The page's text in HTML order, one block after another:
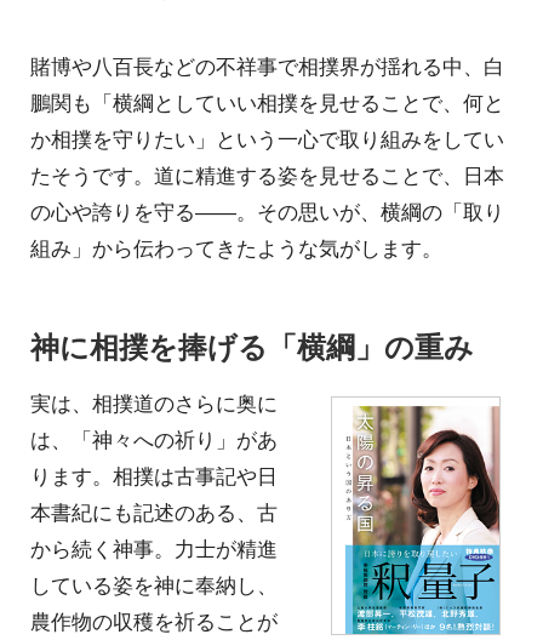
賭博や八百長などの不祥事で相撲界が揺れる中、白
鵬関も「横綱としていい相撲を見せることで、何と
か相撲を守りたい」という一心で取り組みをしてい
たそうです。道に精進する姿を見せることで、日本
の心や誇りを守る――。その思いが、横綱の「取り
組み」から伝わってきたような気がします。
神に相撲を捧げる「横綱」の重み
実は、相撲道のさらに奥に
は、「神々への祈り」があ
ります。相撲は古事記や日
本書紀にも記述のある、古
から続く神事。力士が精進
している姿を神に奉納し、
農作物の収穫を祈ることが